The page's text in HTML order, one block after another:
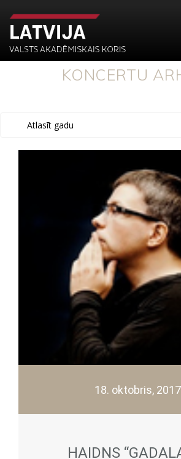
KONCERTU
18. oktobris, 2017
HAIDNS